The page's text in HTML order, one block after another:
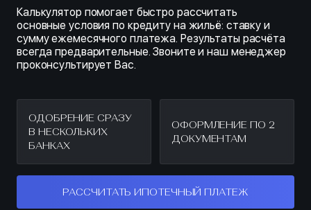
Калькулятор помогает быстро рассчитать
основные условия по кредиту на жильё: ставку и
сумму ежемесячного платежа. Результаты расчёта
всегда предварительные. Звоните и наш менеджер
проконсультирует Вас.
ОДОБРЕНИЕ СРАЗУ
В НЕСКОЛЬКИХ
БАНКАХ
ОФОРМЛЕНИЕ ПО 2
ДОКУМЕНТАМ
РАССЧИТАТЬ ИПОТЕЧНЫЙ ПЛАТЕЖ